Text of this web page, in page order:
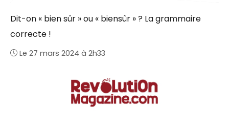
Dit-on « bien sûr » ou « biensûr » ? La grammaire
correcte !
Le 27 mars 2024 à 2h33